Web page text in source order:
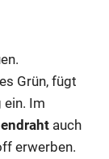
Grün, fügt
ein. Im
auch
erwerben.